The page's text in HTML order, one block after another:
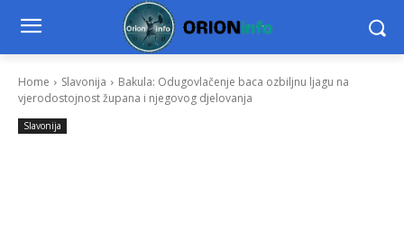
Home Slavonija
Bakula: Odugovlačenje baca ozbiljnu ljagu na
vjerodostojnost župana i njegovog djelovanja
Slavonija